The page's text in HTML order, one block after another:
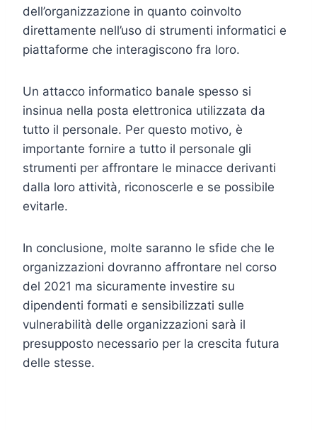
dell’organizzazione in quanto coinvolto
direttamente nell’uso di strumenti informatici e
piattaforme che interagiscono fra loro.
Un attacco informatico banale spesso si
insinua nella posta elettronica utilizzata da
tutto il personale. Per questo motivo, è
importante fornire a tutto il personale gli
strumenti per affrontare le minacce derivanti
dalla loro attività, riconoscerle e se possibile
evitarle.
In conclusione, molte saranno le sfide che le
organizzazioni dovranno affrontare nel corso
del 2021 ma sicuramente investire su
dipendenti formati e sensibilizzati sulle
vulnerabilità delle organizzazioni sarà il
presupposto necessario per la crescita futura
delle stesse.